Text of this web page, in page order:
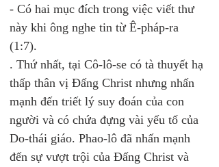
- Có hai mục đích trong việc viết thư
này khi ông nghe tin từ Ê-pháp-ra
(1:7).
. Thứ nhất, tại Cô-lô-se có tà thuyết hạ
thấp thân vị Đấng Christ nhưng nhấn
mạnh đến triết lý suy đoán của con
người và có chứa đựng vài yếu tố của
Do-thái giáo. Phao-lô đã nhấn mạnh
đến sự vượt trội của Đấng Christ và